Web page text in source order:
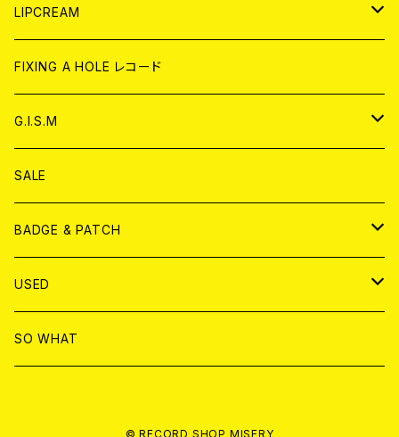
CD
ANALOG
WORLD
CD
ANALOG
JAPAN
CD
ANALOG
WORLD
CD
ANALOG
LIPCREAM
CD
アナログ
DVD
T-shirt & WEAR
FIXING A HOLE レコード
G.I.S.M
CD
ANALOG
T-SHIRT & WEAR
DVD
SALE
BADGE & PATCH
BADGE
PATCH
USED
書籍
SO WHAT
© RECORD SHOP MISERY